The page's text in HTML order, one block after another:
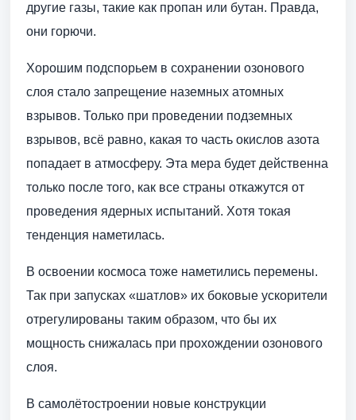
другие газы, такие как пропан или бутан. Правда,
они горючи.
Хорошим подспорьем в сохранении озонового
слоя стало запрещение наземных атомных
взрывов. Только при проведении подземных
взрывов, всё равно, какая то часть окислов азота
попадает в атмосферу. Эта мера будет действенна
только после того, как все страны откажутся от
проведения ядерных испытаний. Хотя токая
тенденция наметилась.
В освоении космоса тоже наметились перемены.
Так при запусках «шатлов» их боковые ускорители
отрегулированы таким образом, что бы их
мощность снижалась при прохождении озонового
слоя.
В самолётостроении новые конструкции